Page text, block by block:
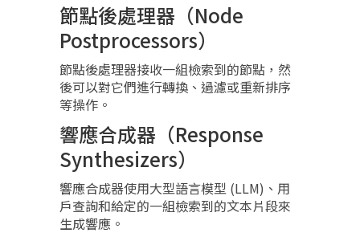
節點後處理器（Node
Postprocessors）
節點後處理器接收一組檢索到的節點，然
後可以對它們進行轉換、過濾或重新排序
等操作。
響應合成器（Response
Synthesizers）
響應合成器使用大型語言模型 (LLM)、用
戶查詢和給定的一組檢索到的文本片段來
生成響應。